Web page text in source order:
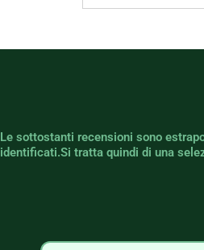
Le sottostanti recensioni sono
identificati.Si tratta quindi di una